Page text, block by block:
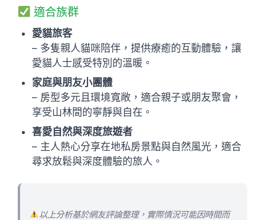
適合族群
愛貓旅客
– 多隻親人貓咪陪伴，提供療癒的互動體驗，讓
愛貓人士感受特別的溫暖。
家庭與朋友小團體
– 房型多元且環境寬敞，適合親子或朋友聚會，
享受山林間的寧靜與自在。
喜愛自然與深度旅遊者
– 主人熱心分享在地私房景點與自然風光，適合
尋求放鬆與深度體驗的旅人。
以上分析基於網友評論整理，實際情況可能因時間而